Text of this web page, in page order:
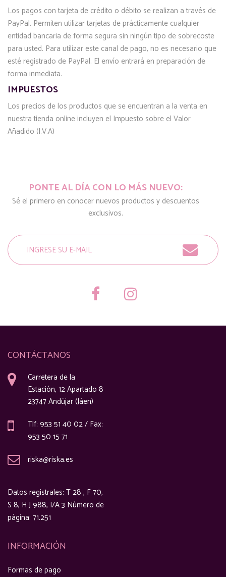
Los pagos con tarjeta de crédito o débito se realizan a través de
PayPal. Permiten utilizar tarjetas de prácticamente cualquier
entidad bancaria de forma segura sin ningún tipo de sobrecoste
para usted. Para utilizar este canal de pago, no es necesario que
esté registrado de PayPal. El envío entrará en preparación de
forma inmediata.
IMPUESTOS
Los precios de los productos que se encuentran a la venta en
nuestra tienda online incluyen el Impuesto sobre el Valor
Añadido (I.V.A)
PONTE AL DÍA CON LO MÁS NUEVO:
Sé el primero en conocer nuevos productos y descuentos
exclusivos.
CONTÁCTANOS
Carretera de la
Estación, 12 Apartado 8
23747 Andújar (Jáen)
Tlf: 953 51 40 02 / Fax:
953 50 15 71
riska@riska.es
Datos registrales: T 28 , F 70,
S 8, H J 988, I/A 3 Número de
página: 71.251
INFORMACIÓN
Formas de pago